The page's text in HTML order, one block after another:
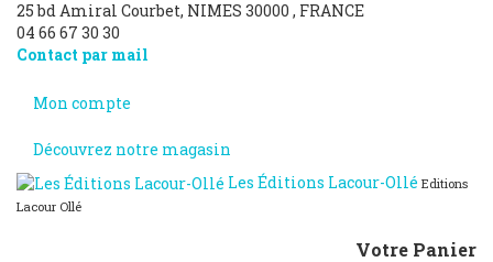
25 bd Amiral Courbet, NIMES 30000 , FRANCE
04 66 67 30 30
Contact par mail
Mon compte
Découvrez notre magasin
Les Éditions Lacour-Ollé Editions
Lacour Ollé
Votre Panier